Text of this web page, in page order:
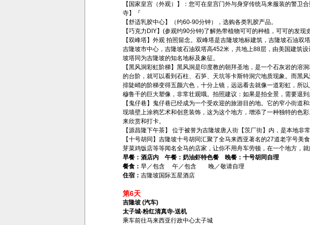
【国家皇宫（外观）】：您可在皇宫门外与身穿传统马来服装的警
寺】『
【舒适乳胶中心】（约60-90分钟），选购各类乳胶产品。
【巧克力DIY】(参观约90分钟)了解热带植物可可的种植，可可的发
【双峰塔】外观 拍照留念。双峰塔是吉隆坡地标建筑，吉隆坡石油
吉隆坡市中心，吉隆坡石油双塔高452米，共地上88层，由美国建筑
坡塔同为吉隆坡的知名地标及象征。
【黑风洞彩虹阶梯】黑风洞是印度教的朝拜圣地，是一个石灰岩的
的台阶，就可以看到石柱、石笋、天坑等卡斯特洞穴地质现象。而黑
排陡峭的阶梯变得五颜六色，十分上镜，远远看去就像一道彩虹，所
穆鲁干的巨大塑像，非常壮观哦。拍照建议：如果是拍全景，需要退
【鬼仔巷】鬼仔巷已经成为一个受欢迎的旅游目的地。它的窄小街
现墙壁上涂鸦艺术和创意装饰，这为这个地方，增添了一种独特的色
来欣赏和打卡。
【源昌隆下午茶】 位于被誉为吉隆坡唐人街【茨厂街】内，是本地
【十号胡同】吉隆坡十号胡同汇聚了全马来西亚著名的27道老字号美
芽菜鸡饭店等等闻名全马的店家，让你不用舟车劳顿，在一个地方，就
早餐：酒店内 午餐：奶油虾特色餐 晚餐：十号胡同自理
餐食：早／包含 午／包含 晚／敬请自理
住宿：吉隆坡国际五星酒店
第6天
吉隆坡 (汽车)
太子城-粉红清真寺-送机
乘车前往马来西亚行政中心太子城